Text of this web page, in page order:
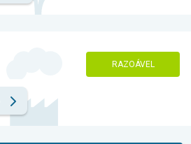
RAZOÁVEL